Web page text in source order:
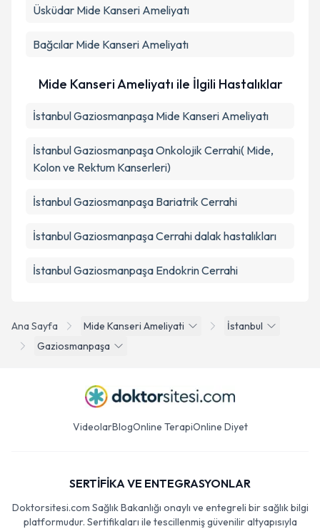
Ana Sayfa Mide Kanseri Ameliyati
İstanbul
Gaziosmanpaşa
Üsküdar Mide Kanseri Ameliyatı
Bağcılar Mide Kanseri Ameliyatı
Mide Kanseri Ameliyatı ile İlgili Hastalıklar
İstanbul Gaziosmanpaşa Mide Kanseri Ameliyatı
İstanbul Gaziosmanpaşa Onkolojik Cerrahi( Mide,
Kolon ve Rektum Kanserleri)
İstanbul Gaziosmanpaşa Bariatrik Cerrahi
İstanbul Gaziosmanpaşa Cerrahi dalak hastalıkları
İstanbul Gaziosmanpaşa Endokrin Cerrahi
VideolarBlogOnline TerapiOnline Diyet
SERTİFİKA VE ENTEGRASYONLAR
Doktorsitesi.com Sağlık Bakanlığı onaylı ve entegreli bir sağlık bilgi
platformudur. Sertifikaları ile tescillenmiş güvenilir altyapısıyla